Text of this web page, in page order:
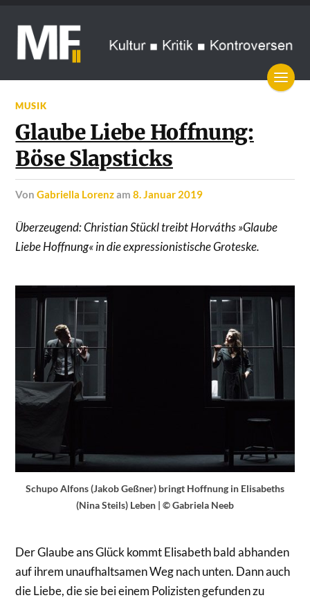
MUSIK
Glaube Liebe Hoffnung:
Böse Slapsticks
vonGabriella Lorenzam8. Januar 2019
Überzeugend: Christian Stückl treibt Horváths »Glaube
Liebe Hoffnung« in die expressionistische Groteske.
Schupo Alfons (Jakob Geßner) bringt Hoffnung in Elisabeths
(Nina Steils) Leben | © Gabriela Neeb
Der Glaube ans Glück kommt Elisabeth bald abhanden
auf ihrem unaufhaltsamen Weg nach unten. Dann auch
die Liebe, die sie bei einem Polizisten gefunden zu